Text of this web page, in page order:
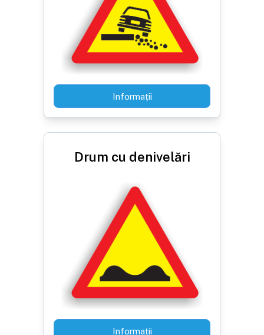
Informații
Drum cu denivelări
Informații